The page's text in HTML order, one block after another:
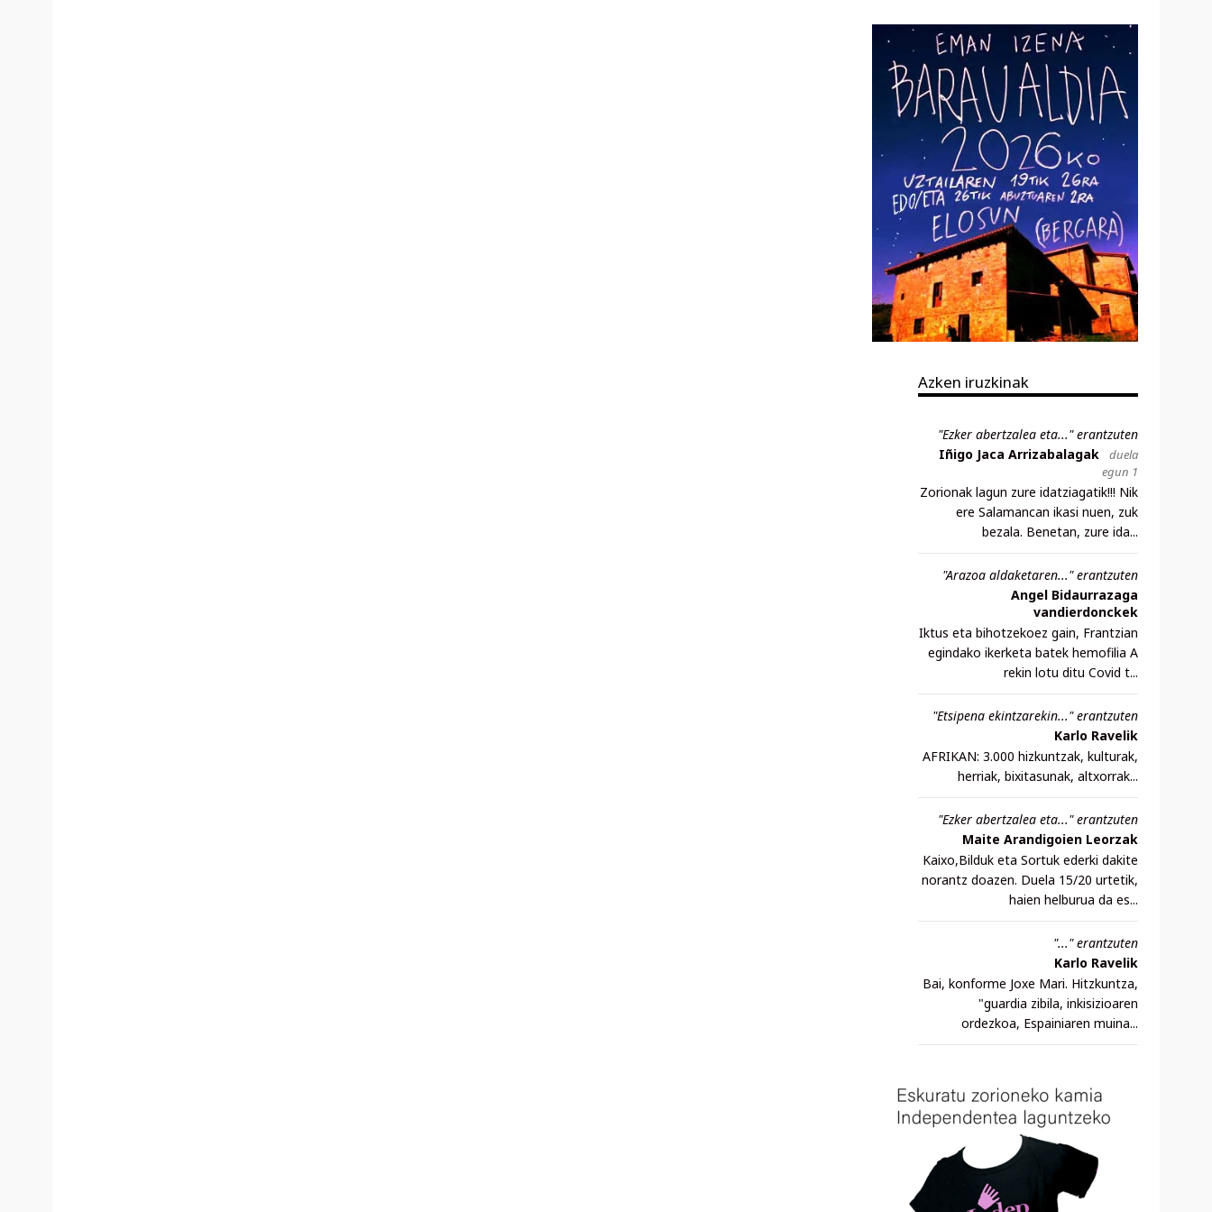
Azken iruzkinak
"Ezker abertzalea eta..." erantzuten
Iñigo Jaca Arrizabalagak
duela
egun 1
Zorionak lagun zure idatziagatik!!! Nik
ere Salamancan ikasi nuen, zuk
bezala. Benetan, zure ida...
"Arazoa aldaketaren..." erantzuten
Angel Bidaurrazaga
vandierdonckek
Iktus eta bihotzekoez gain, Frantzian
egindako ikerketa batek hemofilia A
rekin lotu ditu Covid t...
"Etsipena ekintzarekin..." erantzuten
Karlo Ravelik
AFRIKAN: 3.000 hizkuntzak, kulturak,
herriak, bixitasunak, altxorrak...
"Ezker abertzalea eta..." erantzuten
Maite Arandigoien Leorzak
Kaixo,Bilduk eta Sortuk ederki dakite
norantz doazen. Duela 15/20 urtetik,
haien helburua da es...
"..." erantzuten
Karlo Ravelik
Bai, konforme Joxe Mari. Hitzkuntza,
"guardia zibila, inkisizioaren
ordezkoa, Espainiaren muina...